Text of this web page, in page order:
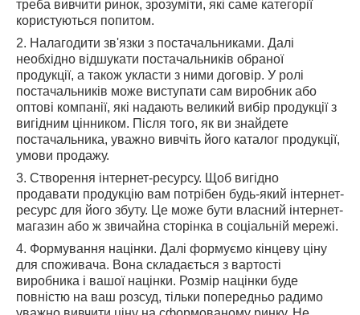
треба вивчити ринок, зрозуміти, які саме категорії
користуються попитом.
2. Налагодити зв'язки з постачальниками. Далі
необхідно відшукати постачальників обраної
продукції, а також укласти з ними договір. У ролі
постачальників може виступати сам виробник або
оптові компанії, які надають великий вибір продукції з
вигідним цінником. Після того, як ви знайдете
постачальника, уважно вивчіть його каталог продукції,
умови продажу.
3. Створення інтернет-ресурсу. Щоб вигідно
продавати продукцію вам потрібен будь-який інтернет-
ресурс для його збуту. Це може бути власний інтернет-
магазин або ж звичайна сторінка в соціальній мережі.
4. Формування націнки. Далі формуємо кінцеву ціну
для споживача. Вона складається з вартості
виробника і вашої націнки. Розмір націнки буде
повністю на ваш розсуд, тільки попередньо радимо